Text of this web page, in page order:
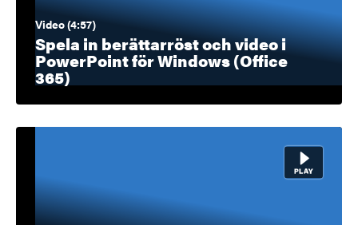
Video (4:57)
Spela in berättarröst och video i
PowerPoint för Windows (Office
365)